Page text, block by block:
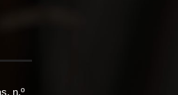
n.º